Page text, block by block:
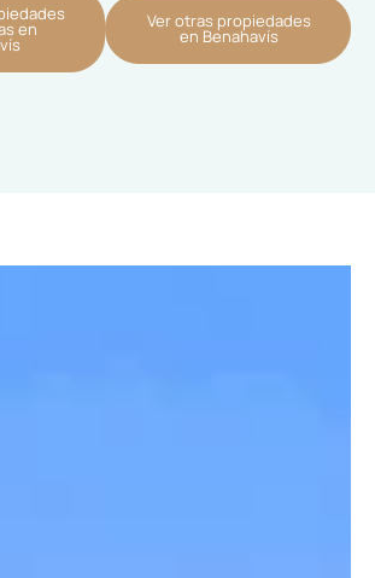
en Ver otras propiedades
en Benahavís